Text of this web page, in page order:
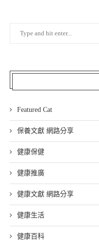
Featured Cat
保養文獻 網路分享
健康保健
健康推廣
健康文獻 網路分享
健康生活
健康百科